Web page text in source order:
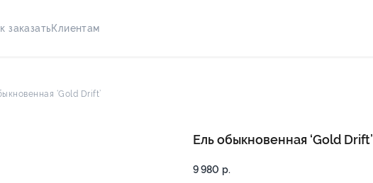
заказатьКлиентам
‘Gold Drift’
Ель обыкновенная ‘Gold Drift’
9 980 р.